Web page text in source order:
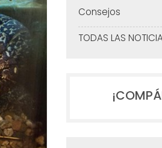
TODAS LAS
Consejos